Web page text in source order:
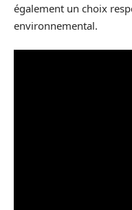
également un choix
environnemental.